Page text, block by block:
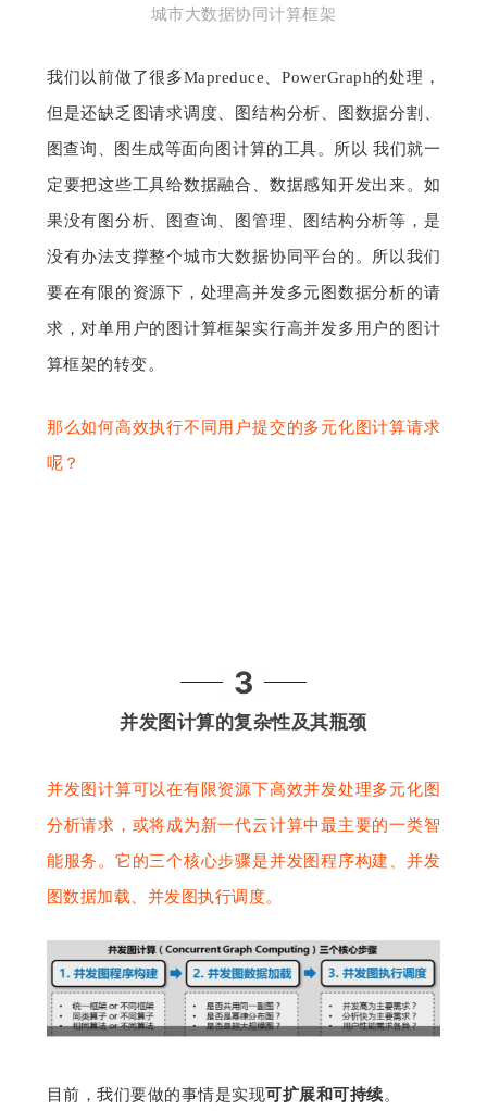
城市大数据协同计算框架
我们以前做了很多Mapreduce、PowerGraph的处理，
但是还缺乏图请求调度、图结构分析、图数据分割、
图查询、图生成等面向图计算的工具。所以 我们就一
定要把这些工具给数据融合、数据感知开发出来。如
果没有图分析、图查询、图管理、图结构分析等，是
没有办法支撑整个城市大数据协同平台的。所以我们
要在有限的资源下，处理高并发多元图数据分析的请
求，对单用户的图计算框架实行高并发多用户的图计
算框架的转变。
那么如何高效执行不同用户提交的多元化图计算请求
呢？
3
并发图计算的复杂性及其瓶颈
并发图计算可以在有限资源下高效并发处理多元化图
分析请求，或将成为新一代云计算中最主要的一类智
能服务。它的三个核心步骤是并发图程序构建、并发
图数据加载、并发图执行调度。
目前，我们要做的事情是实现可扩展和可持续。